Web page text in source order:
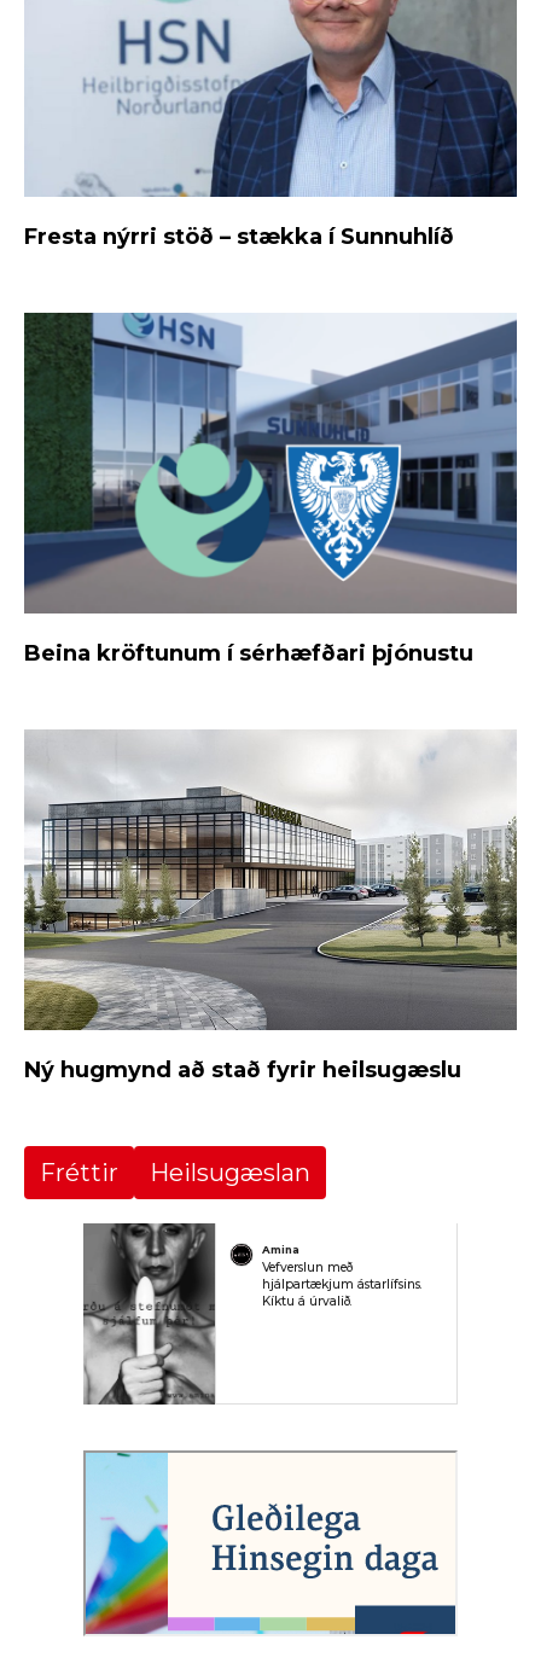
Fresta nýrri stöð – stækka í Sunnuhlíð
Beina kröftunum í sérhæfðari þjónustu
Ný hugmynd að stað fyrir heilsugæslu
Fréttir Heilsugæslan